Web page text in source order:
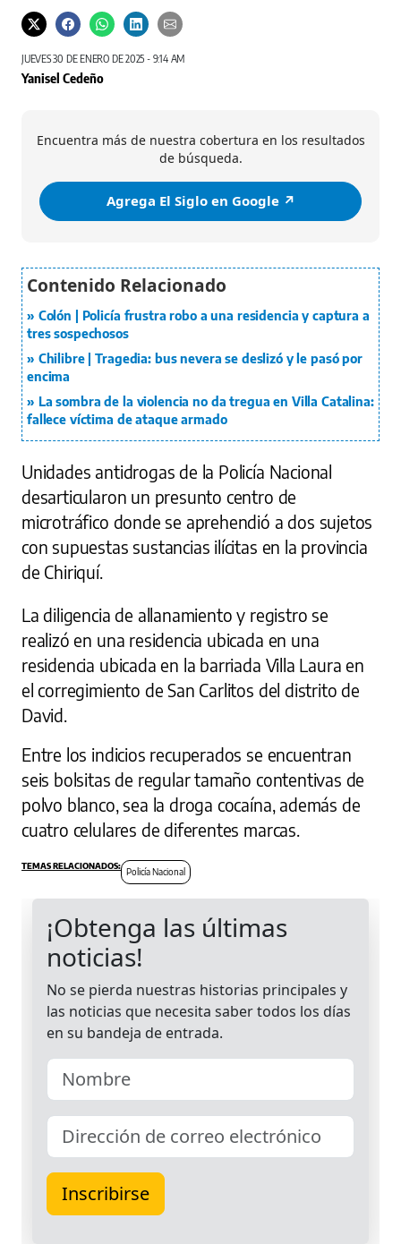
JUEVES 30 DE ENERO DE 2025 - 9:14 AM
Yanisel Cedeño
Encuentra más de nuestra cobertura en los resultados
de búsqueda.
Agrega El Siglo en Google ↗️
Colón | Policía frustra robo a una residencia y captura a
tres sospechosos
Chilibre | Tragedia: bus nevera se deslizó y le pasó por
encima
La sombra de la violencia no da tregua en Villa Catalina:
fallece víctima de ataque armado
Unidades antidrogas de la Policía Nacional
desarticularon un presunto centro de
microtráfico donde se aprehendió a dos sujetos
con supuestas sustancias ilícitas en la provincia
de Chiriquí.
La diligencia de allanamiento y registro se
realizó en una residencia ubicada en una
residencia ubicada en la barriada Villa Laura en
el corregimiento de San Carlitos del distrito de
David.
Entre los indicios recuperados se encuentran
seis bolsitas de regular tamaño contentivas de
polvo blanco, sea la droga cocaína, además de
cuatro celulares de diferentes marcas.
Policía Nacional